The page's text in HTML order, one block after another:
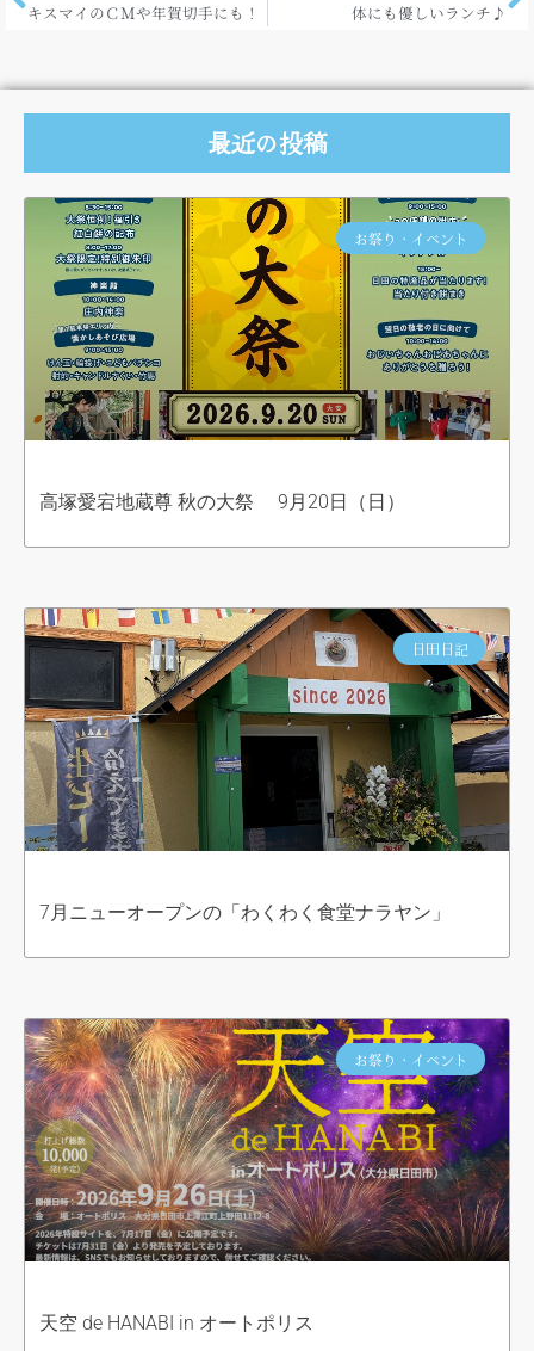
キスマイのＣＭや年賀切手にも！ 体にも優しいランチ♪
最近の投稿
お祭り・イベント
高塚愛宕地蔵尊 秋の大祭 9月20日（日）
日田日記
7月ニューオープンの「わくわく食堂ナラヤン」
お祭り・イベント
天空 de HANABI in オートポリス